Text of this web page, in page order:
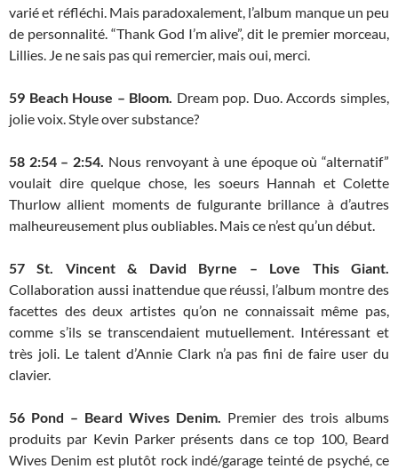
varié et réfléchi. Mais paradoxalement, l’album manque un peu
de personnalité. “Thank God I’m alive”, dit le premier morceau,
Lillies. Je ne sais pas qui remercier, mais oui, merci.
59 Beach House – Bloom. Dream pop. Duo. Accords simples,
jolie voix. Style over substance?
58 2:54 – 2:54. Nous renvoyant à une époque où “alternatif”
voulait dire quelque chose, les soeurs Hannah et Colette
Thurlow allient moments de fulgurante brillance à d’autres
malheureusement plus oubliables. Mais ce n’est qu’un début.
57St. Vincent & David Byrne – Love This Giant.
Collaboration aussi inattendue que réussi, l’album montre des
facettes des deux artistes qu’on ne connaissait même pas,
comme s’ils se transcendaient mutuellement. Intéressant et
très joli. Le talent d’Annie Clark n’a pas fini de faire user du
clavier.
56 Pond – Beard Wives Denim. Premier des trois albums
produits par Kevin Parker présents dans ce top 100, Beard
Wives Denim est plutôt rock indé/garage teinté de psyché, ce